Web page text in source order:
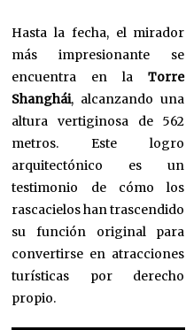
Hasta la fecha, el mirador
más impresionante se
encuentra en laTorre
Shanghái, alcanzando una
altura vertiginosa de 562
metros. Este logro
arquitectónico es un
testimonio de cómo los
rascacielos han trascendido
su función original para
convertirse en atracciones
turísticas por derecho
propio.